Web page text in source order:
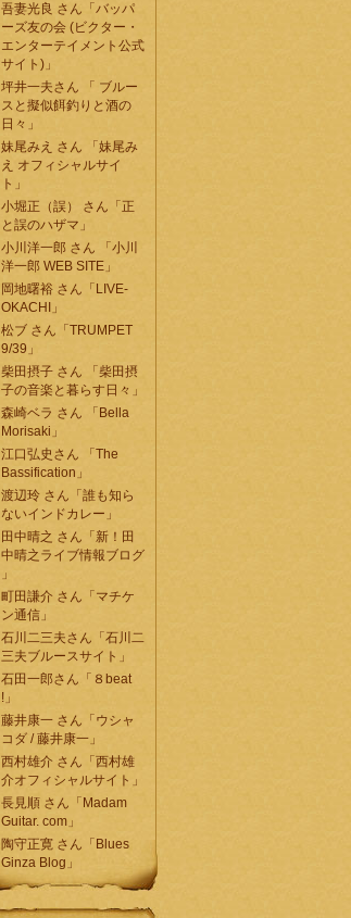
吾妻光良 さん「バッパ
ーズ友の会 (ビクター・
エンターテイメント公式
サイト)」
坪井一夫さん 「 ブルー
スと擬似餌釣りと酒の
日々」
妹尾みえ さん 「妹尾み
え オフィシャルサイ
ト」
小堀正（誤） さん「正
と誤のハザマ」
小川洋一郎 さん 「小川
洋一郎 WEB SITE」
岡地曙裕 さん「LIVE-
OKACHI」
松ブ さん「TRUMPET
9/39」
柴田摂子 さん 「柴田摂
子の音楽と暮らす日々」
森崎ベラ さん 「Bella
Morisaki」
江口弘史さん 「The
Bassification」
渡辺玲 さん「誰も知ら
ないインドカレー」
田中晴之 さん「新！田
中晴之ライブ情報ブログ
」
町田謙介 さん「マチケ
ン通信」
石川二三夫さん「石川二
三夫ブルースサイト」
石田一郎さん「８beat
!」
藤井康一 さん「ウシャ
コダ / 藤井康一」
西村雄介 さん「西村雄
介オフィシャルサイト」
長見順 さん「Madam
Guitar. com」
陶守正寛 さん「Blues
Ginza Blog」